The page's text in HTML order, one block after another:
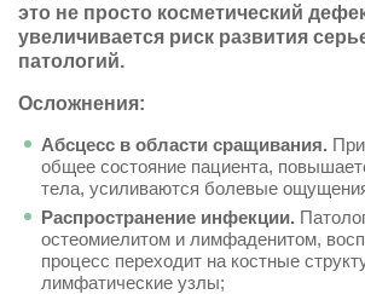
это не просто косметический
увеличивается риск развития
патологий.
Осложнения:
Абсцесс в области сращивания.
общее состояние пациента,
тела, усиливаются болевые
Распространение инфекции.
остеомиелитом и лимфаденитом,
процесс переходит на костные
лимфатические узлы;